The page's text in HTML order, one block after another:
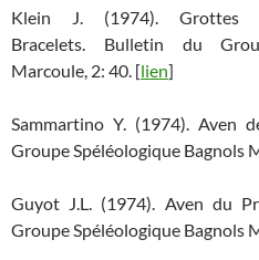
Klein J. (1974). Grottes
Bracelets. Bulletin du
Marcoule, 2: 40. [lien]
Sammartino Y. (1974). Aven
Groupe Spéléologique Bagnols
Guyot J.L. (1974). Aven du
Groupe Spéléologique Bagnols